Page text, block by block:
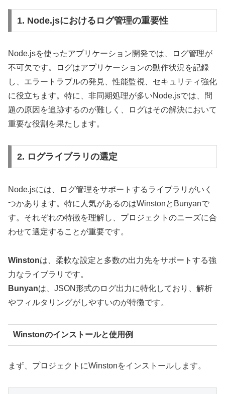
1. Node.jsにおけるログ管理の重要性
Node.jsを使ったアプリケーション開発では、ログ管理が
不可欠です。ログはアプリケーションの動作状況を記録
し、エラートラブルの発見、性能監視、セキュリティ強化
に役立ちます。特に、非同期処理が多いNode.jsでは、問
題の原因を追跡するのが難しく、ログはその解決において
重要な役割を果たします。
2. ログライブラリの選定
Node.jsには、ログ管理をサポートするライブラリがいく
つかあります。特に人気があるのはWinstonとBunyanで
す。それぞれの特徴を理解し、プロジェクトのニーズに合
わせて選定することが重要です。
Winstonは、柔軟な設定と多数の出力先をサポートする強
力なライブラリです。
Bunyanは、JSON形式のログ出力に特化しており、解析
やフィルタリングがしやすいのが特徴です。
Winstonのインストールと使用例
まず、プロジェクトにWinstonをインストールします。